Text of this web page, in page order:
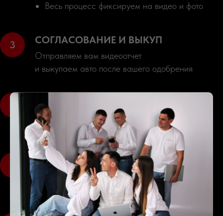
Весь процесс фиксируем на видео и фото
СОГЛАСОВАНИЕ И ВЫКУП
Отправляем вам видеоотчет
и выкупаем авто после вашего одобрения
Авто поступает к нам: оформление документов,
подготовка к отправке в порт
ДОСТАВКА
Машина следует через приграничный пункт в
ваш город